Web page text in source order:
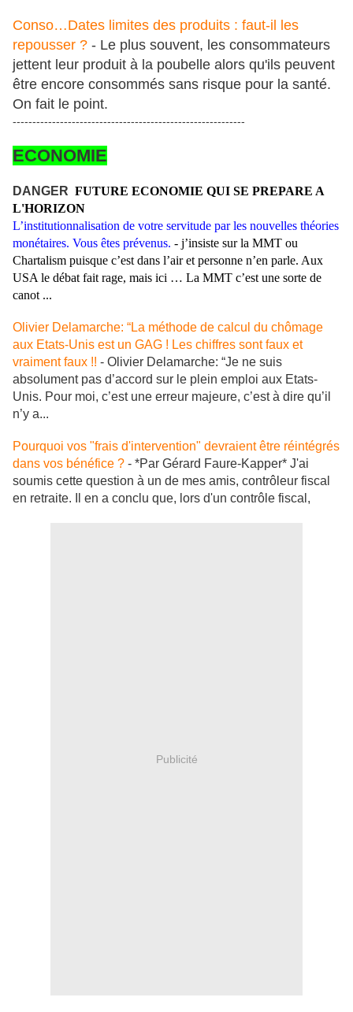
Conso…Dates limites des produits : faut-il les
repousser ? - Le plus souvent, les consommateurs
jettent leur produit à la poubelle alors qu'ils peuvent
être encore consommés sans risque pour la santé.
On fait le point.
-----------------------------------------------------------
ECONOMIE
DANGER FUTURE ECONOMIE QUI SE PREPARE A
L'HORIZON
L’institutionnalisation de votre servitude par les nouvelles théories
monétaires. Vous êtes prévenus. - j’insiste sur la MMT ou
Chartalism puisque c’est dans l’air et personne n’en parle. Aux
USA le débat fait rage, mais ici … La MMT c’est une sorte de
canot ...
Olivier Delamarche: “La méthode de calcul du chômage
aux Etats-Unis est un GAG ! Les chiffres sont faux et
vraiment faux !! - Olivier Delamarche: “Je ne suis
absolument pas d’accord sur le plein emploi aux Etats-
Unis. Pour moi, c’est une erreur majeure, c’est à dire qu’il
n’y a...
Pourquoi vos "frais d'intervention" devraient être réintégrés
dans vos bénéfice ? - *Par Gérard Faure-Kapper* J'ai
soumis cette question à un de mes amis, contrôleur fiscal
en retraite. Il en a conclu que, lors d'un contrôle fiscal,
Publicité